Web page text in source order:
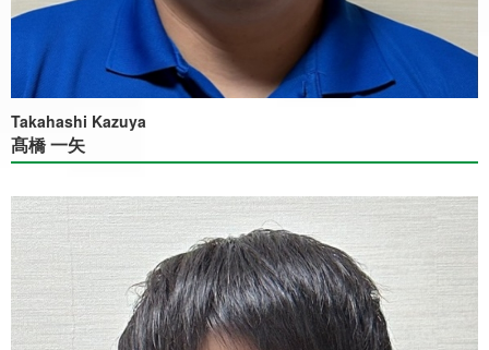
Takahashi Kazuya
髙橋 一矢